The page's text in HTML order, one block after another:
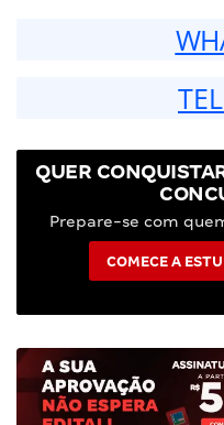
QUER
Prepare-se com
COMECE A